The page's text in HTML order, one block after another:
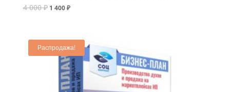
4 000₽ 1 400₽
Распродажа!